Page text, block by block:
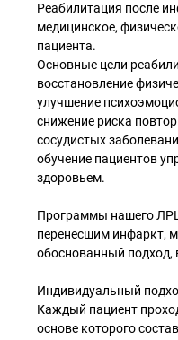
Реабилитация после
медицинское,
пациента.
Основные цели
восстановление
улучшение
снижение риска
сосудистых
обучение пациентов
здоровьем.
Программы нашего
перенесшим инфаркт,
обоснованный
Индивидуальный
Каждый пациент
основе которого